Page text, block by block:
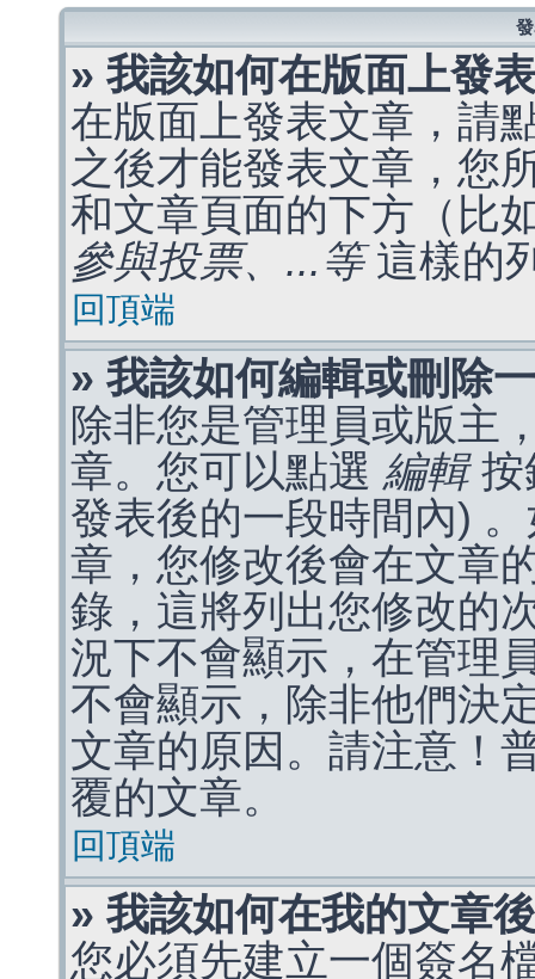
» 我該如何在版面上發
在版面上發表文章，請
之後才能發表文章，您
和文章頁面的下方（比
參與投票、...等這樣的
回頂端
» 我該如何編輯或刪除
除非您是管理員或版主
章。您可以點選 編輯按
發表後的一段時間內)
章，您修改後會在文章
錄，這將列出您修改的
況下不會顯示，在管理
不會顯示，除非他們決
文章的原因。請注意！
覆的文章。
回頂端
» 我該如何在我的文章
您必須先建立一個簽名